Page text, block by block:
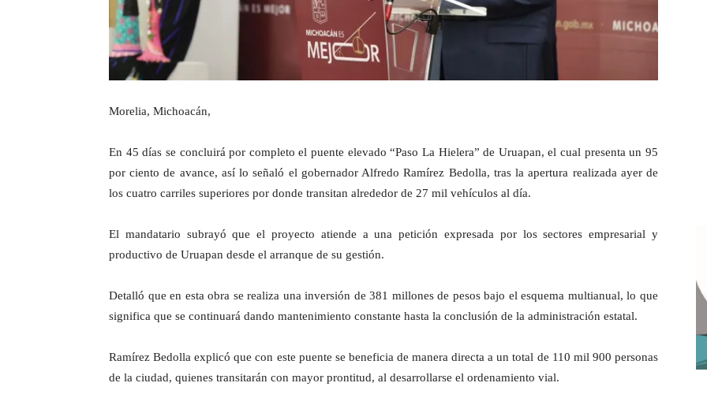
Morelia, Michoacán,
En 45 días se concluirá por completo el puente elevado “Paso La Hielera” de Uruapan, el cual presenta un 95
por ciento de avance, así lo señaló el gobernador Alfredo Ramírez Bedolla, tras la apertura realizada ayer de
los cuatro carriles superiores por donde transitan alrededor de 27 mil vehículos al día.
El mandatario subrayó que el proyecto atiende a una petición expresada por los sectores empresarial y
productivo de Uruapan desde el arranque de su gestión.
Detalló que en esta obra se realiza una inversión de 381 millones de pesos bajo el esquema multianual, lo que
significa que se continuará dando mantenimiento constante hasta la conclusión de la administración estatal.
Ramírez Bedolla explicó que con este puente se beneficia de manera directa a un total de 110 mil 900 personas
de la ciudad, quienes transitarán con mayor prontitud, al desarrollarse el ordenamiento vial.